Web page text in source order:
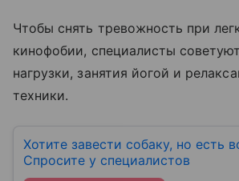
Чтобы снять тревожность при
кинофобии, специалисты
нагрузки, занятия йогой и
техники.
Хотите завести собаку, но есть
Спросите у специалистов